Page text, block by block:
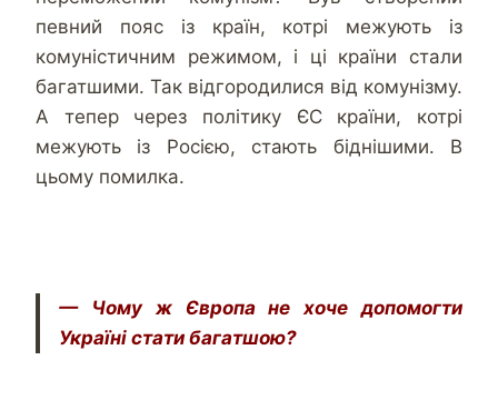
певний пояс із країн, котрі межують із
комуністичним режимом, і ці країни стали
багатшими. Так відгородилися від комунізму.
А тепер через політику ЄС країни, котрі
межують із Росією, стають біднішими. В
цьому помилка.
— Чому ж Європа не хоче допомогти
Україні стати багатшою?